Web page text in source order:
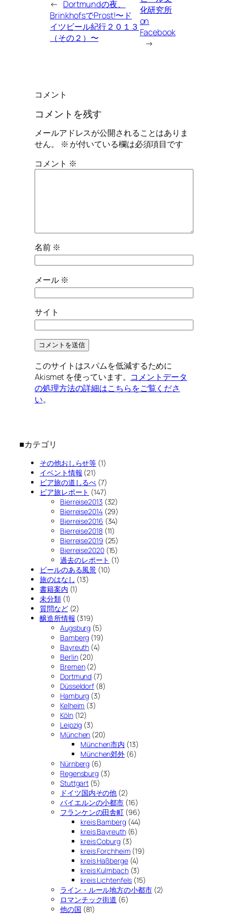
← Dortmundの夜、
BrinkhofsでProst!〜ド
イツビール紀行２０１３
（その２）〜
化研究所
on
Facebook
→
コメント
コメントを残す
メールアドレスが公開されることはありま
せん。
※ が付いている欄は必須項目です
コメント ※
名前 ※
メール ※
サイト
このサイトはスパムを低減するために
Akismet を使っています。 コメントデータ
の処理方法の詳細はこちらをご覧くださ
い。
■カテゴリ
その他おしらせ等 (1)
イベント情報 (21)
ビア旅の道しるべ (7)
ビア旅レポート (147)
Bierreise2013 (32)
Bierreise2014(29)
Bierreise2016 (34)
Bierreise2018(11)
Bierreise2019 (25)
Bierreise2020(15)
過去のレポート (1)
ビールのある風景 (10)
旅のはなし (13)
書籍案内 (1)
未分類(1)
質問など(2)
醸造所情報 (319)
Augsburg (5)
Bamberg (19)
Bayreuth (4)
Berlin(20)
Bremen(2)
Dortmund (7)
Düsseldorf (8)
Hamburg (3)
Kelheim (3)
Köln(12)
Leipzig (3)
München (20)
München市内 (13)
München郊外 (6)
Nürnberg (6)
Regensburg (3)
Stuttgart (5)
ドイツ国内その他 (2)
バイエルンの小都市 (16)
フランケンの田舎町 (96)
kreis Bamberg(44)
kreis Bayreuth(6)
kreis Coburg(3)
kreis Forchheim (19)
kreis Haßberge(4)
kreis Kulmbach(3)
kreis Lichtenfels (15)
ライン・ルール地方の小都市(2)
ロマンチック街道 (6)
他の国 (81)